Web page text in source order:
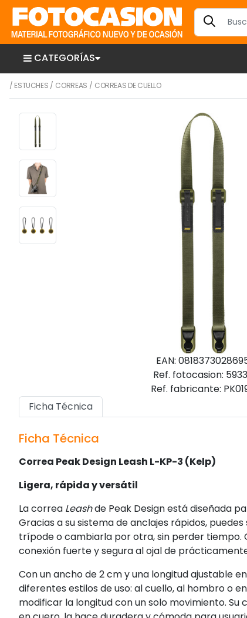
CATEGORÍAS
/ ESTUCHES / CORREAS / CORREAS DE CUELLO
EAN:
Ref. fotocasion:
Ref. fabricante:
Ficha Técnica
Ficha Técnica
Correa Peak Design Leash L-KP-3 (Kelp)
Ligera, rápida y versátil
La correa Leashde Peak Design está diseñada
Gracias a su sistema de anclajes rápidos,
trípode o cambiarla por otra, sin perder tiempo.
conexión fuerte y segura al ojal de
Con un ancho de 2 cm y una longitud ajustable
diferentes estilos de uso: al cuello, al hombro o
modificar la longitud con un solo movimiento.